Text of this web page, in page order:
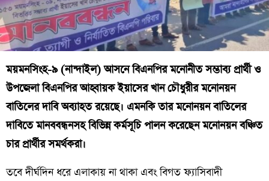
ময়মনসিংহ-৯ (নান্দাইল) আসনে বিএনপির মনোনীত সম্ভাব্য প্রার্থী ও
উপজেলা বিএনপির আহ্বায়ক ইয়াসের খান চৌধুরীর মনোনয়ন
বাতিলের দাবি অব্যাহত রয়েছে। এমনকি তার মনোনয়ন বাতিলের
দাবিতে মানববন্ধনসহ বিভিন্ন কর্মসূচি পালন করেছেন মনোনয়ন বঞ্চিত
চার প্রার্থীর সমর্থকরা।
তবে দীর্ঘদিন ধরে এলাকায় না থাকা এবং বিগত ফ্যাসিবাদী